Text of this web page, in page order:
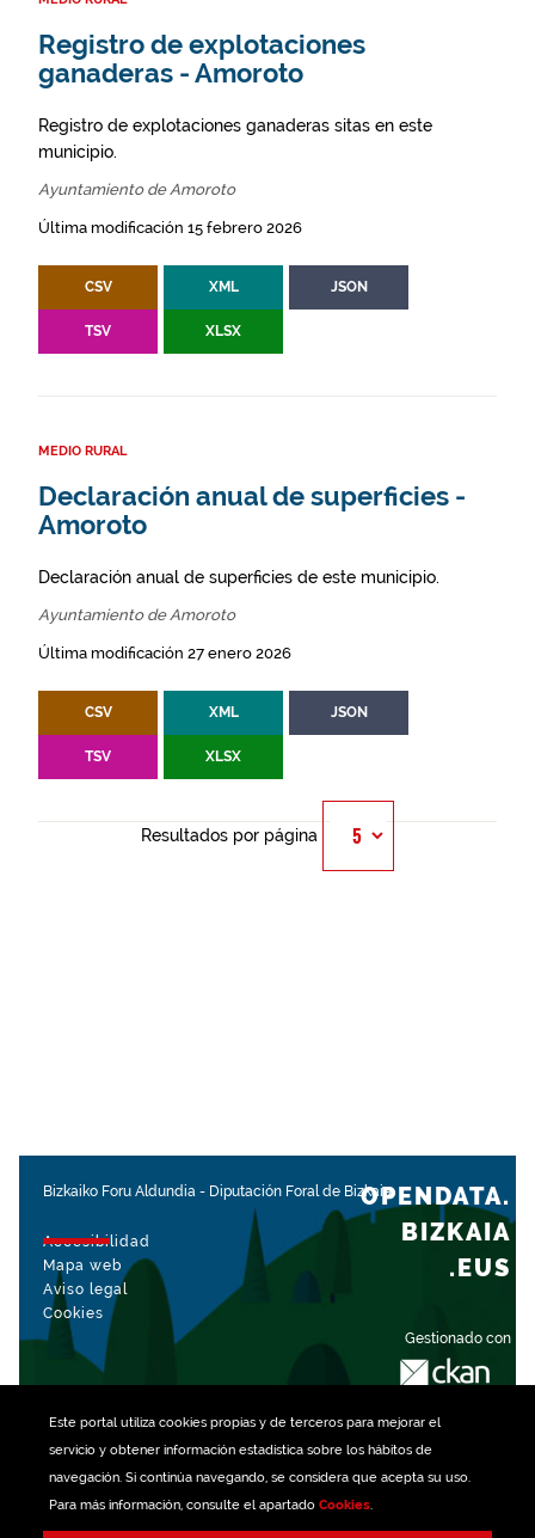
Este portal utiliza cookiespropias y de terceros para mejorar el
servicio y obtener información estadística sobre los hábitos de
navegación. Si continúa navegando, se considera que acepta su uso.
Para más información, consulte el apartado Cookies.
Registro de explotaciones
ganaderas - Amoroto
Registro de explotaciones ganaderas sitas en este
municipio.
Ayuntamiento de Amoroto
Última modificación 15 febrero 2026
CSV XML JSON
TSV XLSX
MEDIO RURAL
Declaración anual de superficies -
Amoroto
Declaración anual de superficies de este municipio.
Ayuntamiento de Amoroto
Última modificación 27 enero 2026
CSV XML JSON
TSV XLSX
Resultados por página
Bizkaiko Foru Aldundia - Diputación Foral de Bizkaia
Accesibilidad
Mapa web
Aviso legal
Cookies
Gestionado con
OPENDATA.
BIZKAIA
.EUS